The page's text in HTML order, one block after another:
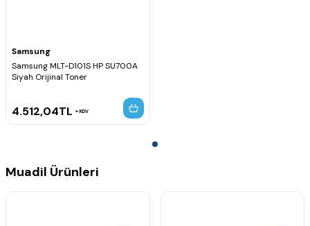
Samsung
Samsung MLT-D101S HP SU700A
Siyah Orijinal Toner
4.512,04TL KDV
Muadil Ürünleri